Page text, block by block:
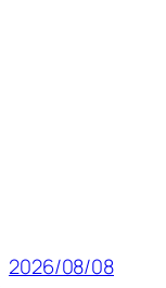
2026/08/08